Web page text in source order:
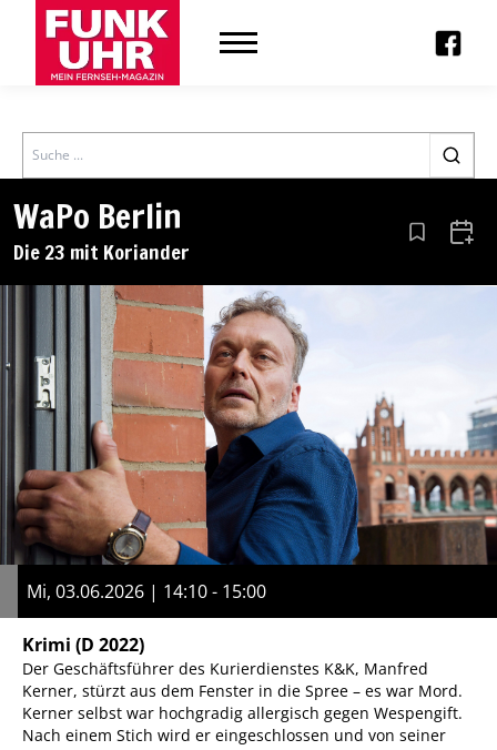
Search
WaPo Berlin
Die 23 mit Koriander Aus den
Mi, 03.06.2026 | 14:10 - 15:00
Krimi (D 2022)
Der Geschäftsführer des Kurierdienstes K&K, Manfred
Kerner, stürzt aus dem Fenster in die Spree – es war Mord.
Kerner selbst war hochgradig allergisch gegen Wespengift.
Nach einem Stich wird er eingeschlossen und von seiner